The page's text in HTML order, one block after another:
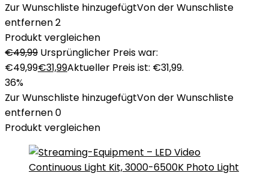
Zur Wunschliste hinzugefügtVon der Wunschliste
entfernen2
Produkt vergleichen
€49,99 Ursprünglicher Preis war:
€49,99€31,99Aktueller Preis ist: €31,99.
36%
Zur Wunschliste hinzugefügtVon der Wunschliste
entfernen0
Produkt vergleichen